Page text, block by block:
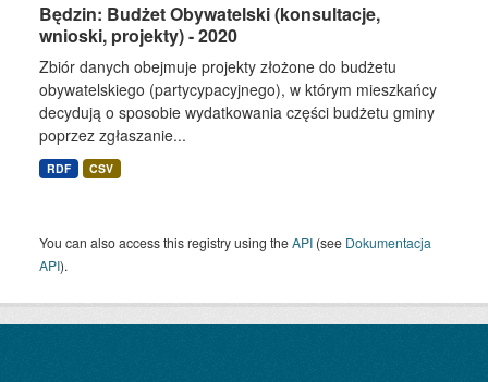
Będzin: Budżet Obywatelski (konsultacje,
wnioski, projekty) - 2020
Zbiór danych obejmuje projekty złożone do budżetu
obywatelskiego (partycypacyjnego), w którym mieszkańcy
decydują o sposobie wydatkowania części budżetu gminy
poprzez zgłaszanie...
RDF CSV
You can also access this registry using theAPI (see Dokumentacja
API).